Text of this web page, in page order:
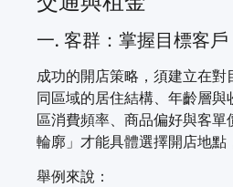
一. 客群：掌握目標客
成功的開店策略，須建立在
同區域的居住結構、年齡層
區消費頻率、商品偏好與客
輪廓」才能具體選擇開店地點
舉例來說：